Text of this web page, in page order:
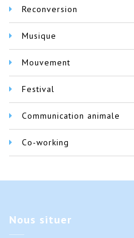
Reconversion
Musique
Mouvement
Festival
Communication animale
Co-working
Nous situer